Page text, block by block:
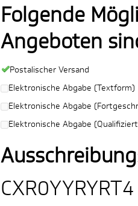
Folgende
Angeboten
Postalischer Versand
Elektronische Abgabe (Textform)
Elektronische Abgabe
Elektronische Abgabe
CXR0YYRYRT4